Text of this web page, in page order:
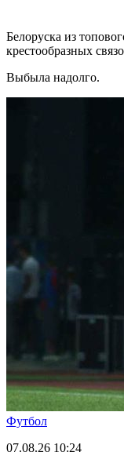
Белоруска из
крестообразных
Выбыла надолго.
Футбол
07.08.26 10:24